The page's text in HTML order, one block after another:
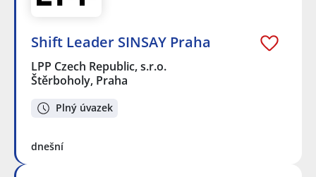
Shift Leader SINSAY Praha
LPP Czech Republic, s.r.o.
Štěrboholy, Praha
Plný úvazek
dnešní